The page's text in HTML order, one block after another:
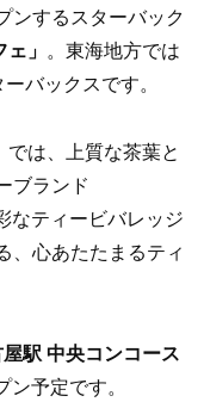
ンするスターバック
」 。東海地方では
バックスです。
では、上質な茶葉と
ブランド
ティービバレッジ
、心あたたまるティ
駅 中央コンコース
予定です。